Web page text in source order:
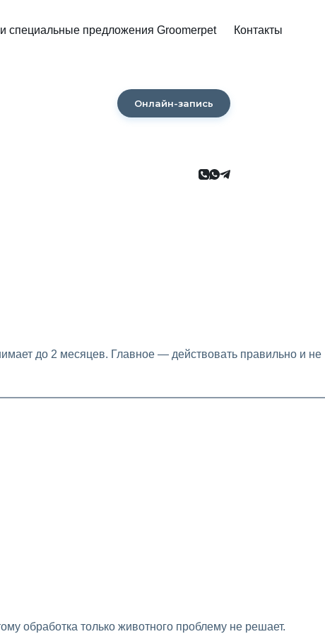
специальные предложения Groomerpet Контакты
Онлайн-запись
до 2 месяцев. Главное — действовать правильно и не
обработка только животного проблему не решает.